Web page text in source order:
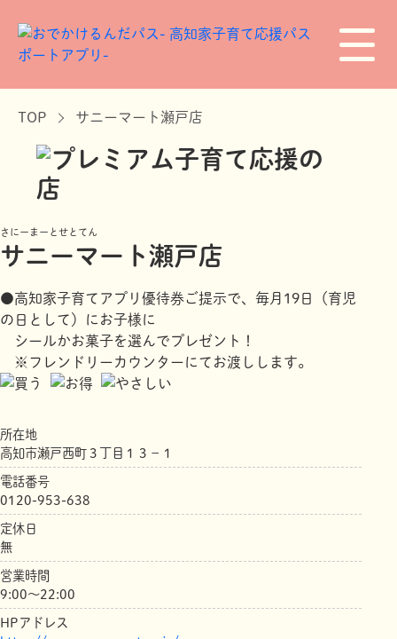
TOP サニーマート瀬戸店
さにーまーとせとてん
サニーマート瀬戸店
●高知家子育てアプリ優待券ご提示で、毎月19日（育児
の日として）にお子様に
シールかお菓子を選んでプレゼント！
※フレンドリーカウンターにてお渡しします。
所在地
高知市瀬戸西町３丁目１３－１
電話番号
0120-953-638
定休日
無
営業時間
9:00～22:00
HPアドレス